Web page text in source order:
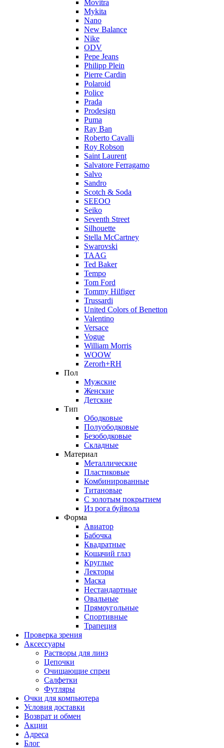
Movitra
Mykita
Nano
New Balance
Nike
ODV
Pepe Jeans
Philipp Plein
Pierre Cardin
Polaroid
Police
Prada
Prodesign
Puma
Ray Ban
Roberto Cavalli
Roy Robson
Saint Laurent
Salvatore Ferragamo
Salvo
Sandro
Scotch & Soda
SEEOO
Seiko
Seventh Street
Silhouette
Stella McCartney
Swarovski
TAAG
Ted Baker
Tempo
Tom Ford
Tommy Hilfiger
Trussardi
United Colors of Benetton
Valentino
Versace
Vogue
William Morris
WOOW
Zerorh+RH
Пол
Мужские
Женские
Детские
Тип
Ободковые
Полуободковые
Безободковые
Складные
Материал
Металлические
Пластиковые
Комбинированные
Титановые
С золотым покрытием
Из рога буйвола
Форма
Авиатор
Бабочка
Квадратные
Кошачий глаз
Круглые
Лекторы
Маска
Нестандартные
Овальные
Прямоугольные
Спортивные
Трапеция
Проверка зрения
Аксессуары
Растворы для линз
Цепочки
Очищающие спреи
Салфетки
Футляры
Очки для компьютера
Условия доставки
Возврат и обмен
Акции
Адреса
Блог